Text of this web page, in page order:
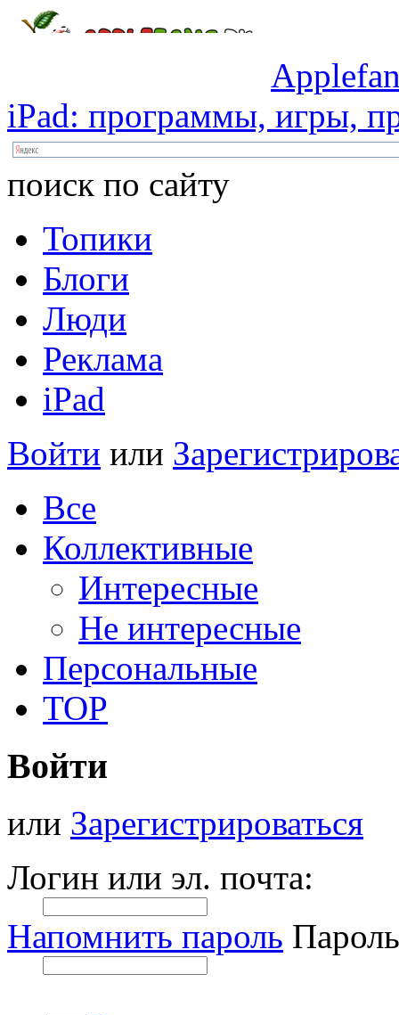
iPad: программы, игры,
поиск по сайту
Топики
Блоги
Люди
Реклама
iPad
Войти или
Все
Коллективные
Интересные
Не интересные
Персональные
TOP
Войти
или Зарегистрироваться
Логин или эл. почта:
Напомнить пароль